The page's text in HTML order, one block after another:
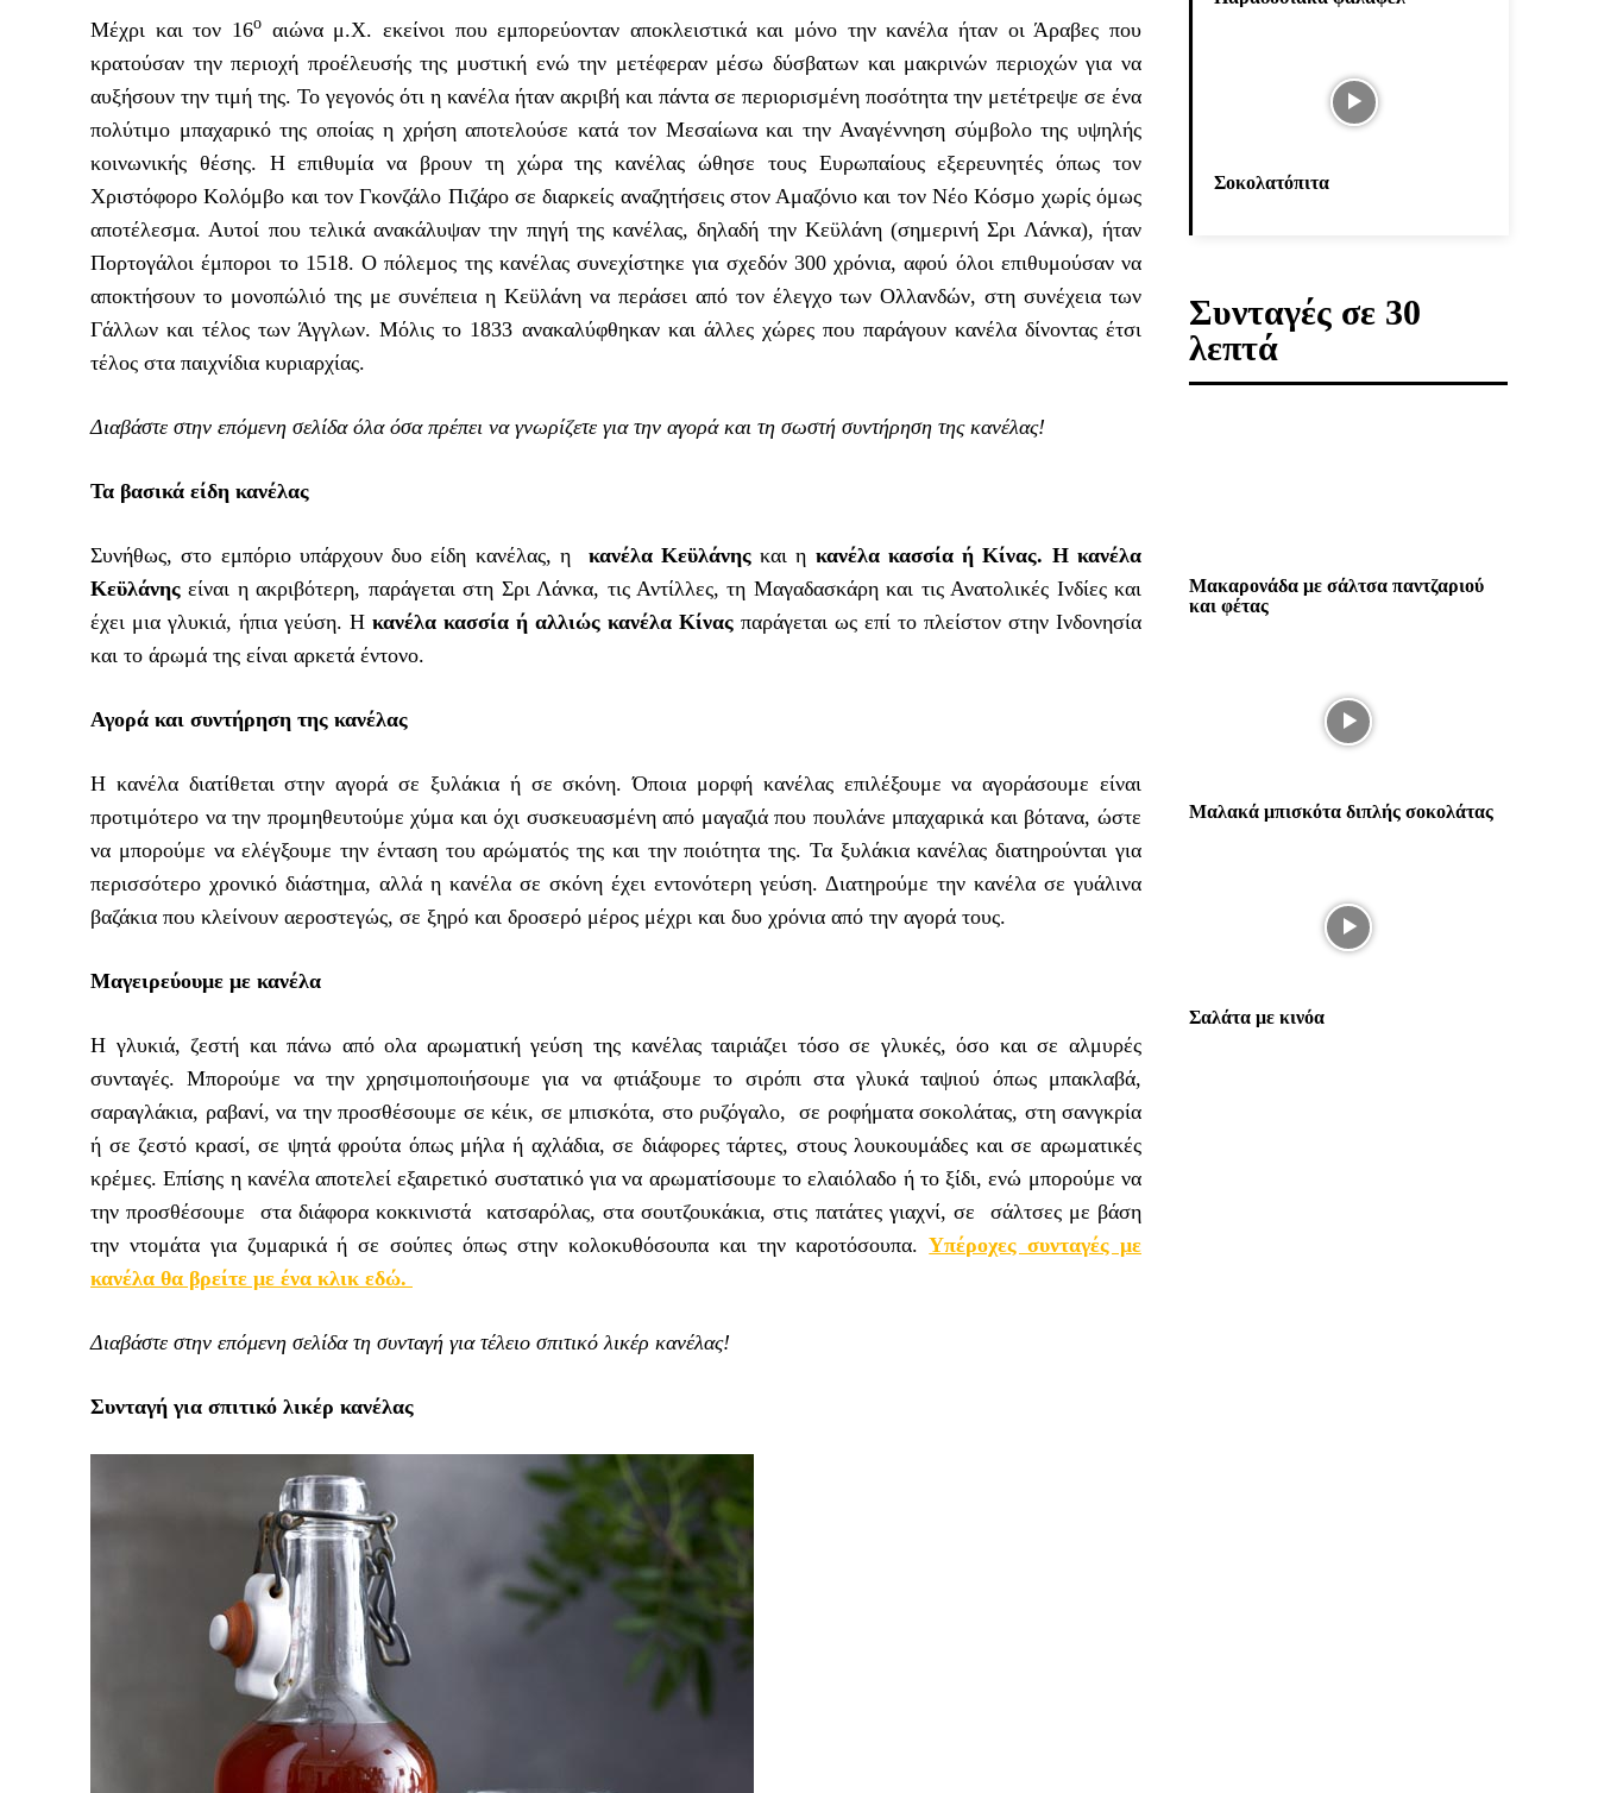
Μέχρι και τον 16οαιώνα μ.Χ. εκείνοι που εμπορεύονταν αποκλειστικά και μόνο την κανέλα ήταν οι Άραβες που
κρατούσαν την περιοχή προέλευσής της μυστική ενώ την μετέφεραν μέσω δύσβατων και μακρινών περιοχών για να
αυξήσουν την τιμή της. Το γεγονός ότι η κανέλα ήταν ακριβή και πάντα σε περιορισμένη ποσότητα την μετέτρεψε σε ένα
πολύτιμο μπαχαρικό της οποίας η χρήση αποτελούσε κατά τον Μεσαίωνα και την Αναγέννηση σύμβολο της υψηλής
κοινωνικής θέσης. Η επιθυμία να βρουν τη χώρα της κανέλας ώθησε τους Ευρωπαίους εξερευνητές όπως τον
Χριστόφορο Κολόμβο και τον Γκονζάλο Πιζάρο σε διαρκείς αναζητήσεις στον Αμαζόνιο και τον Νέο Κόσμο χωρίς όμως
αποτέλεσμα. Αυτοί που τελικά ανακάλυψαν την πηγή της κανέλας, δηλαδή την Κεϋλάνη (σημερινή Σρι Λάνκα), ήταν
Πορτογάλοι έμποροι το 1518. Ο πόλεμος της κανέλας συνεχίστηκε για σχεδόν 300 χρόνια, αφού όλοι επιθυμούσαν να
αποκτήσουν το μονοπώλιό της με συνέπεια η Κεϋλάνη να περάσει από τον έλεγχο των Ολλανδών, στη συνέχεια των
Γάλλων και τέλος των Άγγλων. Μόλις το 1833 ανακαλύφθηκαν και άλλες χώρες που παράγουν κανέλα δίνοντας έτσι
τέλος στα παιχνίδια κυριαρχίας.
Διαβάστε στην επόμενη σελίδα όλα όσα πρέπει να γνωρίζετε για την αγορά και τη σωστή συντήρηση της κανέλας!
Τα βασικά είδη κανέλας
Συνήθως, στο εμπόριο υπάρχουν δυο είδη κανέλας, η κανέλα Κεϋλάνηςκαι η κανέλα κασσία ή Κίνας. Η κανέλα
Κεϋλάνης είναι η ακριβότερη, παράγεται στη Σρι Λάνκα, τις Αντίλλες, τη Μαγαδασκάρη και τις Ανατολικές Ινδίες και
έχει μια γλυκιά, ήπια γεύση. Η κανέλα κασσία ή αλλιώς κανέλα Κίνας παράγεται ως επί το πλείστον στην Ινδονησία
και το άρωμά της είναι αρκετά έντονο.
Αγορά και συντήρηση της κανέλας
Η κανέλα διατίθεται στην αγορά σε ξυλάκια ή σε σκόνη. Όποια μορφή κανέλας επιλέξουμε να αγοράσουμε είναι
προτιμότερο να την προμηθευτούμε χύμα και όχι συσκευασμένη από μαγαζιά που πουλάνε μπαχαρικά και βότανα, ώστε
να μπορούμε να ελέγξουμε την ένταση του αρώματός της και την ποιότητα της. Τα ξυλάκια κανέλας διατηρούνται για
περισσότερο χρονικό διάστημα, αλλά η κανέλα σε σκόνη έχει εντονότερη γεύση. Διατηρούμε την κανέλα σε γυάλινα
βαζάκια που κλείνουν αεροστεγώς, σε ξηρό και δροσερό μέρος μέχρι και δυο χρόνια από την αγορά τους.
Μαγειρεύουμε με κανέλα
Η γλυκιά, ζεστή και πάνω από ολα αρωματική γεύση της κανέλας ταιριάζει τόσο σε γλυκές, όσο και σε αλμυρές
συνταγές. Μπορούμε να την χρησιμοποιήσουμε για να φτιάξουμε το σιρόπι στα γλυκά ταψιού όπως μπακλαβά,
σαραγλάκια, ραβανί, να την προσθέσουμε σε κέικ, σε μπισκότα, στο ρυζόγαλο, σε ροφήματα σοκολάτας, στη σανγκρία
ή σε ζεστό κρασί, σε ψητά φρούτα όπως μήλα ή αχλάδια, σε διάφορες τάρτες, στους λουκουμάδες και σε αρωματικές
κρέμες. Επίσης η κανέλα αποτελεί εξαιρετικό συστατικό για να αρωματίσουμε το ελαιόλαδο ή το ξίδι, ενώ μπορούμε να
την προσθέσουμε στα διάφορα κοκκινιστά κατσαρόλας, στα σουτζουκάκια, στις πατάτες γιαχνί, σε σάλτσες με βάση
την ντομάτα για ζυμαρικά ή σε σούπες όπως στην κολοκυθόσουπα και την καροτόσουπα.Υπέροχες συνταγές με
κανέλα θα βρείτε με ένα κλικ εδώ.
Διαβάστε στην επόμενη σελίδα τη συνταγή για τέλειο σπιτικό λικέρ κανέλας!
Συνταγή για σπιτικό λικέρ κανέλας
Σοκολατόπιτα
Συνταγές σε 30
λεπτά
Μακαρονάδα με σάλτσα παντζαριού
και φέτας
Μαλακά μπισκότα διπλής σοκολάτας
Σαλάτα με κινόα